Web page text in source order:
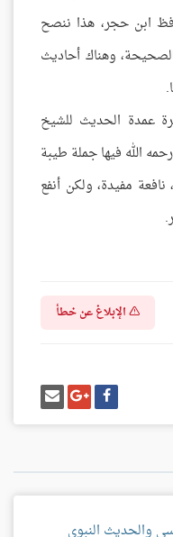
ابن حجر، هذا ننصح
وهناك أحاديث
عمدة الحديث للشيخ
الله فيها جملة طيبة
نافعة مفيدة، ولكن أنفع
الإبلاغ عن خطأ
شارك
على
فيسبوك
شارك
على
غوغل
بلس
إرسل
إيميل
والحديث النبوي